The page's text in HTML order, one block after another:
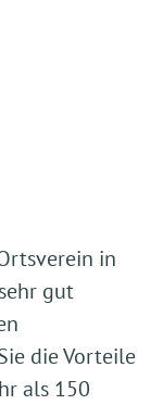
in
gut
die Vorteile
als 150